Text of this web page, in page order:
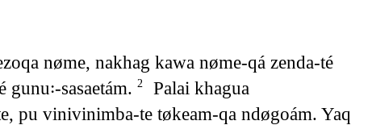
nøme, nakhag kawa nøme-qá zenda-té
sasaetám. 2
Palai khagua
pu vinivinimba-te tøkeam-qa ndøgoám. Yaq